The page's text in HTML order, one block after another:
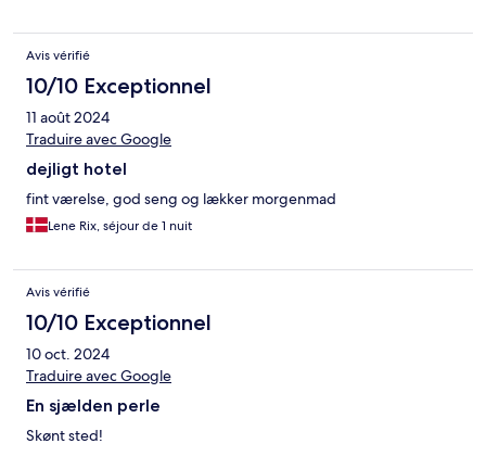
Avis vérifié
10/10 Exceptionnel
11 août 2024
Traduire avec Google
dejligt hotel
fint værelse, god seng og lækker morgenmad
Lene Rix, séjour de 1 nuit
Avis vérifié
10/10 Exceptionnel
10 oct. 2024
Traduire avec Google
En sjælden perle
Skønt sted!